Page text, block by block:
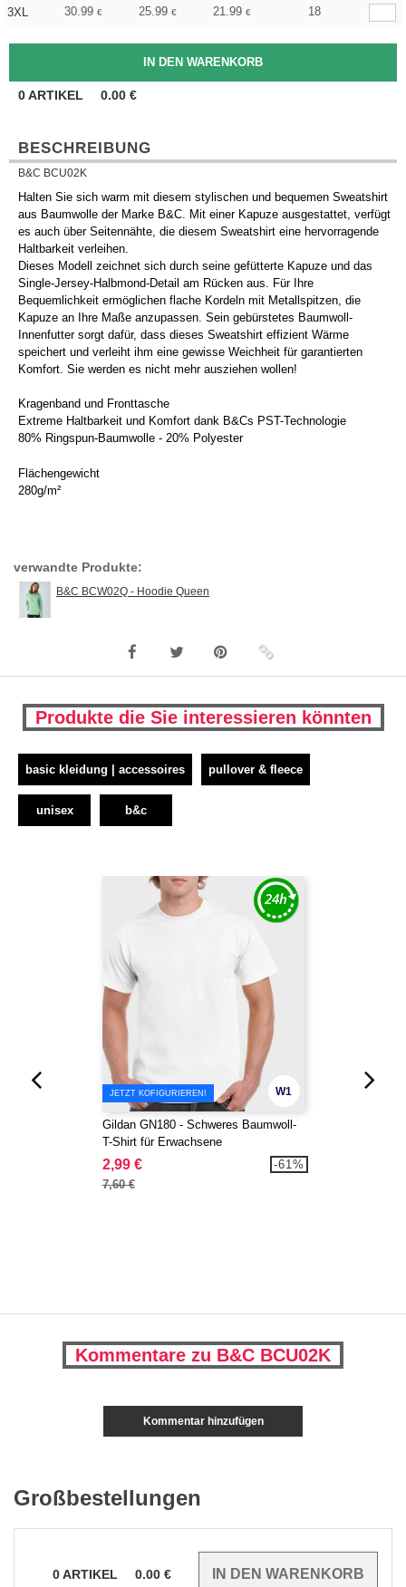
3XL
30.99 € 25.99 € 21.99 € 18
0ARTIKEL 0.00 €
BESCHREIBUNG
B&C BCU02K
Halten Sie sich warm mit diesem stylischen und bequemen Sweatshirt
aus Baumwolle der Marke B&C. Mit einer Kapuze ausgestattet, verfügt
es auch über Seitennähte, die diesem Sweatshirt eine hervorragende
Haltbarkeit verleihen.
Dieses Modell zeichnet sich durch seine gefütterte Kapuze und das
Single-Jersey-Halbmond-Detail am Rücken aus. Für Ihre
Bequemlichkeit ermöglichen flache Kordeln mit Metallspitzen, die
Kapuze an Ihre Maße anzupassen. Sein gebürstetes Baumwoll-
Innenfutter sorgt dafür, dass dieses Sweatshirt effizient Wärme
speichert und verleiht ihm eine gewisse Weichheit für garantierten
Komfort. Sie werden es nicht mehr ausziehen wollen!
Kragenband und Fronttasche
Extreme Haltbarkeit und Komfort dank B&Cs PST-Technologie
80% Ringspun-Baumwolle - 20% Polyester
Flächengewicht
280g/m²
verwandte Produkte:
B&C BCW02Q - Hoodie Queen
Produkte die Sie interessieren könnten
basic kleidung | accessoires pullover & fleece
unisex b&c
W1
JETZT KOFIGURIEREN!
Gildan GN180 - Schweres Baumwoll-
T-Shirt für Erwachsene
2,99 €
7,60 €
-61%
Kommentare zu B&C BCU02K
Kommentar hinzufügen
Großbestellungen
0ARTIKEL 0.00 €